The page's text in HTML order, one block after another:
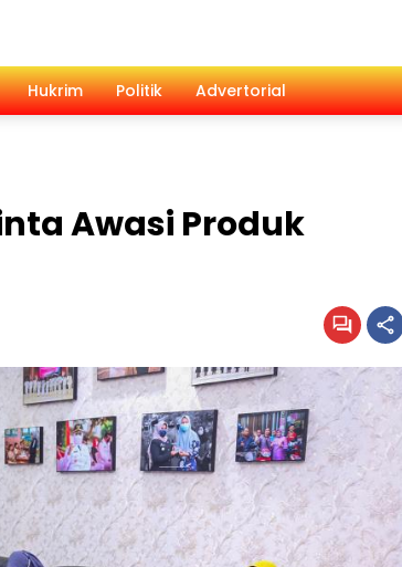
Hukrim Politik Advertorial
Awasi Produk